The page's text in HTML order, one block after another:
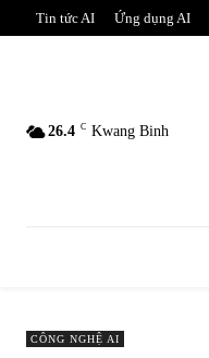
Tin tức AI Ứng dụng AI
26.4 C Kwang Binh
CÔNG NGHỆ AI